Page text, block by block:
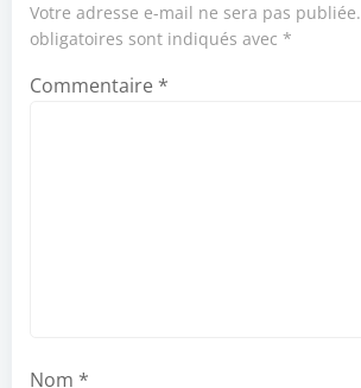
Votre adresse e-mail ne sera pas publiée.
obligatoires sont indiqués avec *
Commentaire *
Nom *